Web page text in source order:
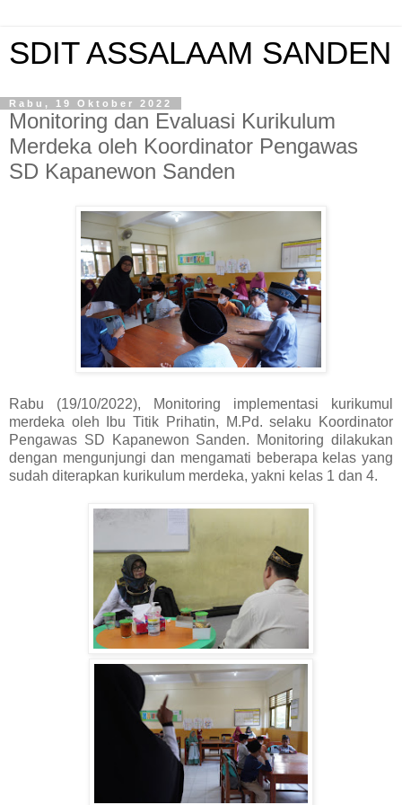
SDIT ASSALAAM SANDEN
Rabu, 19 Oktober 2022
Monitoring dan Evaluasi Kurikulum
Merdeka oleh Koordinator Pengawas
SD Kapanewon Sanden
Rabu (19/10/2022), Monitoring implementasi kurikumul
merdeka oleh Ibu Titik Prihatin, M.Pd. selaku Koordinator
Pengawas SD Kapanewon Sanden. Monitoring dilakukan
dengan mengunjungi dan mengamati beberapa kelas yang
sudah diterapkan kurikulum merdeka, yakni kelas 1 dan 4.